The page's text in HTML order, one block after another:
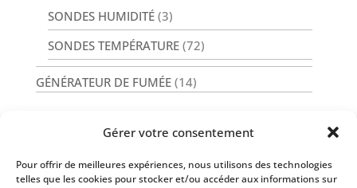
Gérer votre consentement
Pour offrir de meilleures expériences, nous utilisons des technologies
telles que les cookies pour stocker et/ou accéder aux informations sur
SONDES HUMIDITÉ (3)
SONDES TEMPÉRATURE (72)
GÉNÉRATEUR DE FUMÉE (14)
Nos Services